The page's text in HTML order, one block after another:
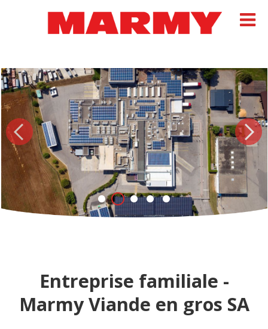
Entreprise familiale -
Marmy Viande en gros SA